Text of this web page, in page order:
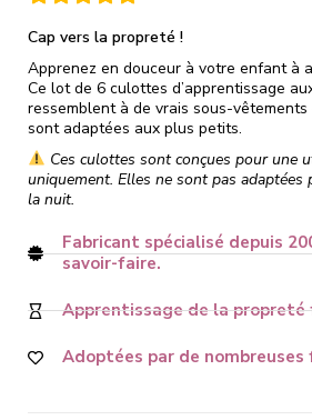
Cap vers la propreté !
Apprenez en douceur à votre enfant à
Ce lot de 6 culottes d’apprentissage
ressemblent à de vrais sous-vêtements
sont adaptées aux plus petits.
Ces culottes sont conçues pour une
uniquement. Elles ne sont pas adaptées
la nuit.
Fabricant spécialisé depuis
savoir-faire.
Apprentissage de la
Adoptées par de nombreuses